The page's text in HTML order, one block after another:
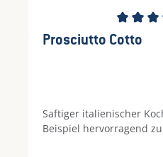
Durchschnittliche
Prosciutto Cotto
Saftiger italienischer
Beispiel hervorragend